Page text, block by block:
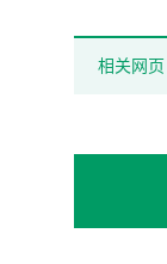
相关网页